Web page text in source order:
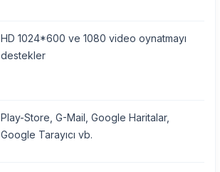
HD 1024*600 ve 1080 video oynatmayı
destekler
Play-Store, G-Mail, Google Haritalar,
Google Tarayıcı vb.